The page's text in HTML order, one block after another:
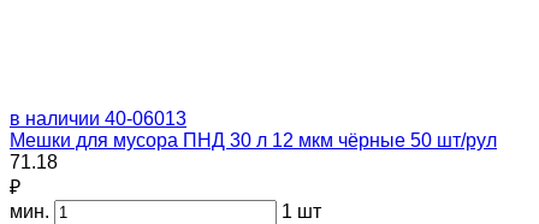
в наличии 40-06013
Мешки для мусора ПНД 30 л 12 мкм чёрные 50 шт/рул
71.18
₽
мин.
1 шт